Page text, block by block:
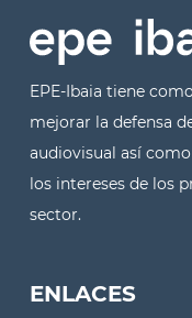
EPE-Ibaia tiene
mejorar la defensa
audiovisual así
los intereses de los
sector.
ENLACES